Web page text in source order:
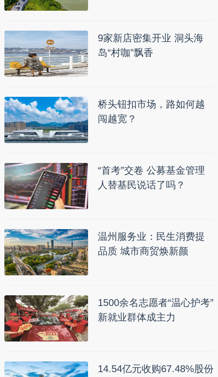
9家新店密集开业 洞头海
岛“村咖”飘香
桥头钮扣市场，路如何越
闯越宽？
“首考”交卷 公募基金管理
人替基民说话了吗？
温州服务业：民生消费提
品质 城市商贸焕新颜
1500余名志愿者“温心护考”
新就业群体成主力
14.54亿元收购67.48%股份